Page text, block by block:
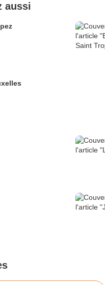
aussi